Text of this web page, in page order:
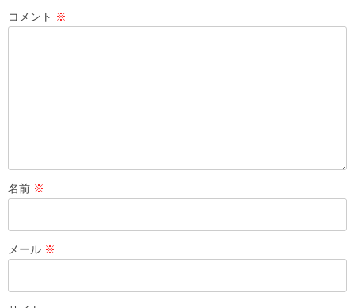
コメント ※
名前 ※
メール ※